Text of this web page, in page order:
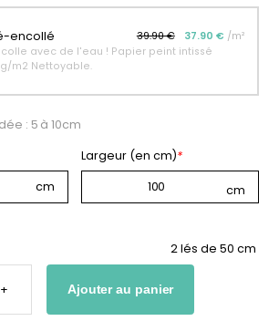
À partir
de
encollé 39.90 € 37.90 € /m²
colle avec de l'eau ! Papier peint intissé
m2 Nettoyable.
: 5 à 10cm
Largeur (en cm)*
2 lés de 50 cm
+ Ajouter au panier